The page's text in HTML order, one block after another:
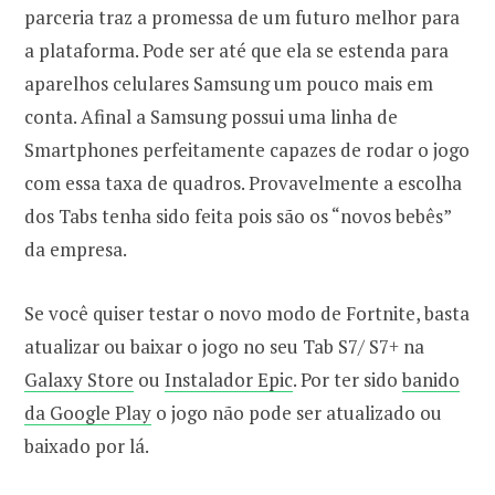
parceria traz a promessa de um futuro melhor para
a plataforma. Pode ser até que ela se estenda para
aparelhos celulares Samsung um pouco mais em
conta. Afinal a Samsung possui uma linha de
Smartphones perfeitamente capazes de rodar o jogo
com essa taxa de quadros. Provavelmente a escolha
dos Tabs tenha sido feita pois são os “novos bebês”
da empresa.
Se você quiser testar o novo modo de Fortnite, basta
atualizar ou baixar o jogo no seu Tab S7/ S7+ na
Galaxy Store ou Instalador Epic. Por ter sidobanido
da Google Play o jogo não pode ser atualizado ou
baixado por lá.